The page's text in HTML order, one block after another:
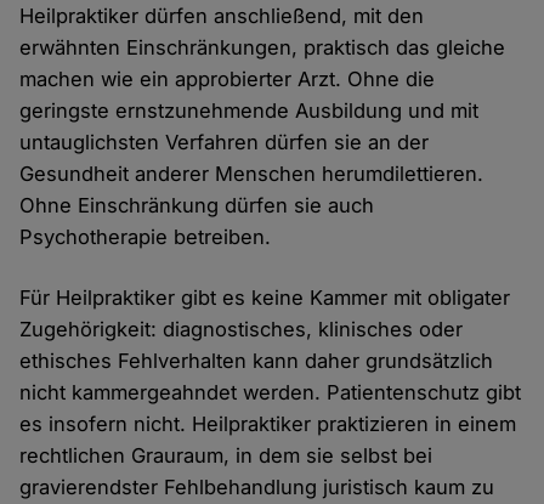
Heilpraktiker dürfen anschließend, mit den
erwähnten Einschränkungen, praktisch das gleiche
machen wie ein approbierter Arzt. Ohne die
geringste ernstzunehmende Ausbildung und mit
untauglichsten Verfahren dürfen sie an der
Gesundheit anderer Menschen herumdilettieren.
Ohne Einschränkung dürfen sie auch
Psychotherapie betreiben.
Für Heilpraktiker gibt es keine Kammer mit obligater
Zugehörigkeit: diagnostisches, klinisches oder
ethisches Fehlverhalten kann daher grundsätzlich
nicht kammergeahndet werden. Patientenschutz gibt
es insofern nicht. Heilpraktiker praktizieren in einem
rechtlichen Grauraum, in dem sie selbst bei
gravierendster Fehlbehandlung juristisch kaum zu